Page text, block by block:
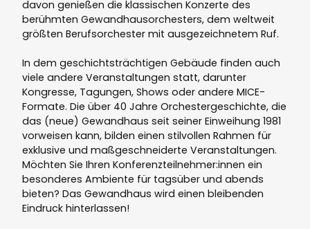
davon genießen die klassischen Konzerte des
berühmten Gewandhausorchesters, dem weltweit
größten Berufsorchester mit ausgezeichnetem Ruf.
In dem geschichtsträchtigen Gebäude finden auch
viele andere Veranstaltungen statt, darunter
Kongresse, Tagungen, Shows oder andere MICE-
Formate. Die über 40 Jahre Orchestergeschichte, die
das (neue) Gewandhaus seit seiner Einweihung 1981
vorweisen kann, bilden einen stilvollen Rahmen für
exklusive und maßgeschneiderte Veranstaltungen.
Möchten Sie Ihren Konferenzteilnehmer:innen ein
besonderes Ambiente für tagsüber und abends
bieten? Das Gewandhaus wird einen bleibenden
Eindruck hinterlassen!